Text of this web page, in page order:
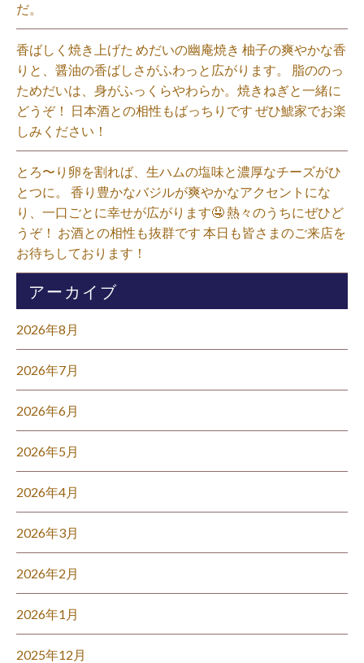
だ。⁡
香ばしく焼き上げた めだいの幽庵焼き 柚子の爽やかな香
りと、醤油の香ばしさがふわっと広がります。 脂ののっ
ためだいは、身がふっくらやわらか。焼きねぎと一緒に
どうぞ！ 日本酒との相性もばっちりです ぜひ鯱家でお楽
しみください！⁡
とろ〜り卵を割れば、生ハムの塩味と濃厚なチーズがひ
とつに。 香り豊かなバジルが爽やかなアクセントにな
り、一口ごとに幸せが広がります🤤 熱々のうちにぜひど
うぞ！ お酒との相性も抜群です 本日も皆さまのご来店を
お待ちしております！⁡
アーカイブ
2026年8月
2026年7月
2026年6月
2026年5月
2026年4月
2026年3月
2026年2月
2026年1月
2025年12月